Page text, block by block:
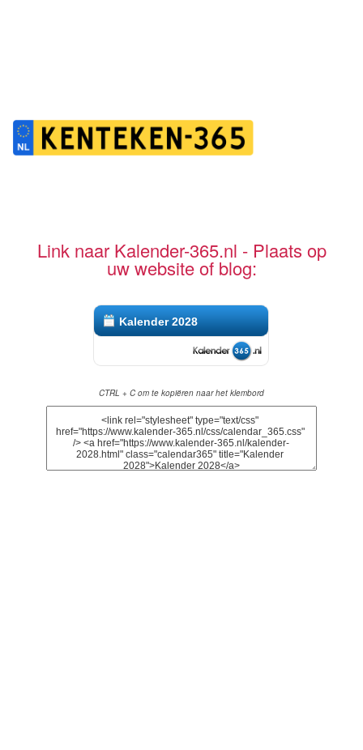
Link naar Kalender-365.nl - Plaats op
uw website of blog:
Kalender 2028
CTRL + C om te kopiëren naar het klembord